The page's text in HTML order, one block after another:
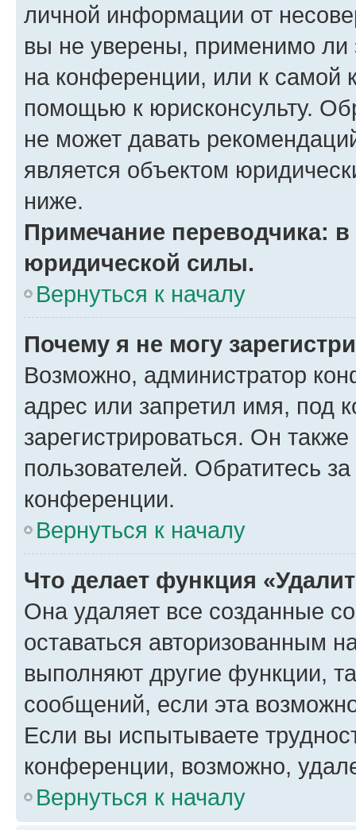
личной информации от
вы не уверены, применимо ли
на конференции, или к самой
помощью к юрисконсульту.
не может давать
является объектом
ниже.
Примечание переводчика:
юридической силы.
Вернуться к началу
Почему я не могу
Возможно, администратор
адрес или запретил имя, под
зарегистрироваться. Он
пользователей. Обратитесь
конференции.
Вернуться к началу
Что делает функция
Она удаляет все созданные
оставаться авторизованным
выполняют другие функции,
сообщений, если эта
Если вы испытываете
конференции, возможно,
Вернуться к началу